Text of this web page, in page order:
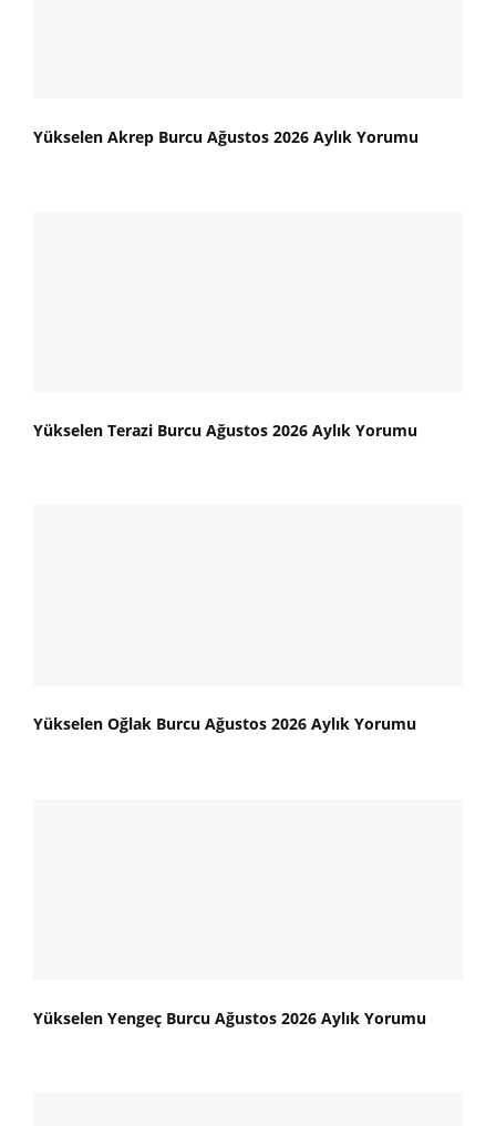
Yükselen Akrep Burcu Ağustos 2026 Aylık Yorumu
Yükselen Terazi Burcu Ağustos 2026 Aylık Yorumu
Yükselen Oğlak Burcu Ağustos 2026 Aylık Yorumu
Yükselen Yengeç Burcu Ağustos 2026 Aylık Yorumu